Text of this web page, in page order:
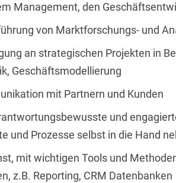
Management, den
von Marktforschungs- und
an strategischen Projekten in
Geschäftsmodellierung
mit Partnern und Kunden
und
und Prozesse selbst in die Hand
mit wichtigen Tools und
z.B. Reporting, CRM Datenbanken